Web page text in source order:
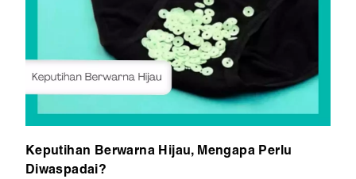
Keputihan Berwarna Hijau, Mengapa Perlu
Diwaspadai?